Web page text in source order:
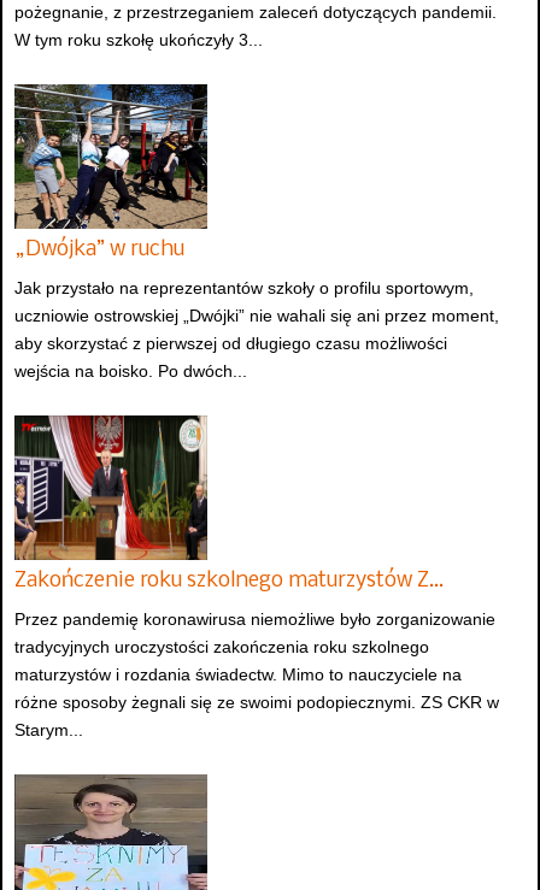
pożegnanie, z przestrzeganiem zaleceń dotyczących pandemii.
W tym roku szkołę ukończyły 3...
„Dwójka” w ruchu
Jak przystało na reprezentantów szkoły o profilu sportowym,
uczniowie ostrowskiej „Dwójki” nie wahali się ani przez moment,
aby skorzystać z pierwszej od długiego czasu możliwości
wejścia na boisko. Po dwóch...
Zakończenie roku szkolnego maturzystów Z…
Przez pandemię koronawirusa niemożliwe było zorganizowanie
tradycyjnych uroczystości zakończenia roku szkolnego
maturzystów i rozdania świadectw. Mimo to nauczyciele na
różne sposoby żegnali się ze swoimi podopiecznymi. ZS CKR w
Starym...